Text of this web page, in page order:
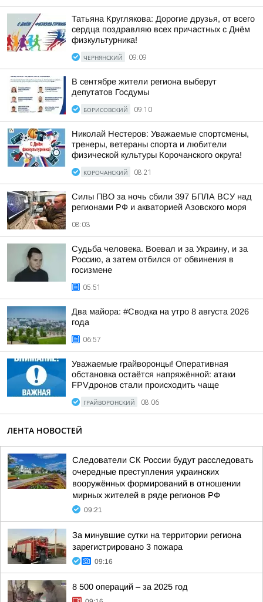
Татьяна Круглякова: Дорогие друзья, от всего
сердца поздравляю всех причастных с Днём
физкультурника!
ЧЕРНЯНСКИЙ 09:09
В сентябре жители региона выберут
депутатов Госдумы
БОРИСОВСКИЙ 09:10
Николай Нестеров: Уважаемые спортсмены,
тренеры, ветераны спорта и любители
физической культуры Корочанского округа!
КОРОЧАНСКИЙ 08:21
Силы ПВО за ночь сбили 397 БПЛА ВСУ над
регионами РФ и акваторией Азовского моря
08:03
Судьба человека. Воевал и за Украину, и за
Россию, а затем отбился от обвинения в
госизмене
05:51
Два майора: #Сводка на утро 8 августа 2026
года
06:57
Уважаемые грайворонцы! Оперативная
обстановка остаётся напряжённой: атаки
FPVдронов стали происходить чаще
ГРАЙВОРОНСКИЙ 08:06
ЛЕНТА НОВОСТЕЙ
Следователи СК России будут расследовать
очередные преступления украинских
вооружённых формирований в отношении
мирных жителей в ряде регионов РФ
09:21
За минувшие сутки на территории региона
зарегистрировано 3 пожара
09:16
8 500 операций – за 2025 год